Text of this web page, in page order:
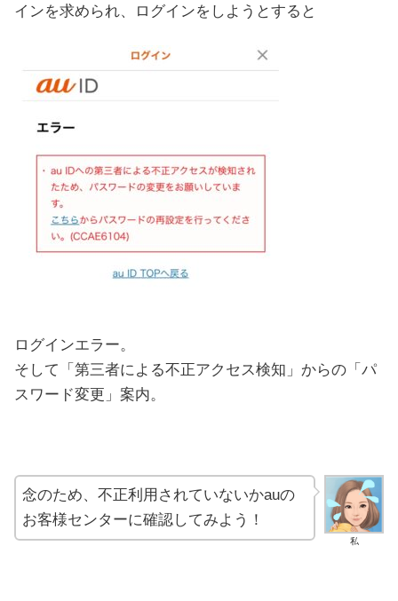
インを求められ、ログインをしようとすると
ログインエラー。
そして「第三者による不正アクセス検知」からの「パ
スワード変更」案内。
私
念のため、不正利用されていないかauの
お客様センターに確認してみよう！